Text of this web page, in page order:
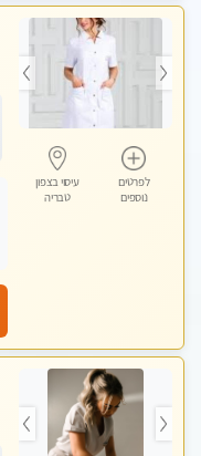
לפרטים
נוספים
עיסוי בצפון
טבריה